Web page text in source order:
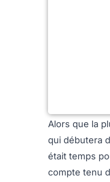
Alors que la
qui débutera
était temps
compte tenu